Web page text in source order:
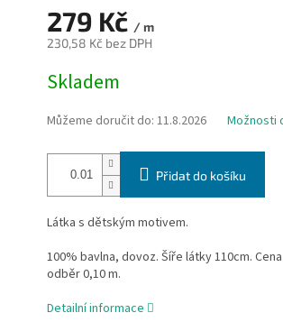
279 Kč / m
230,58 Kč bez DPH
cena:
Skladem
Můžeme doručit do: 11.8.2026 Možnosti
Přidat do košíku
Látka s dětským motivem.
100% bavlna, dovoz. Šíře látky 110cm.
odběr 0,10 m.
Detailní informace